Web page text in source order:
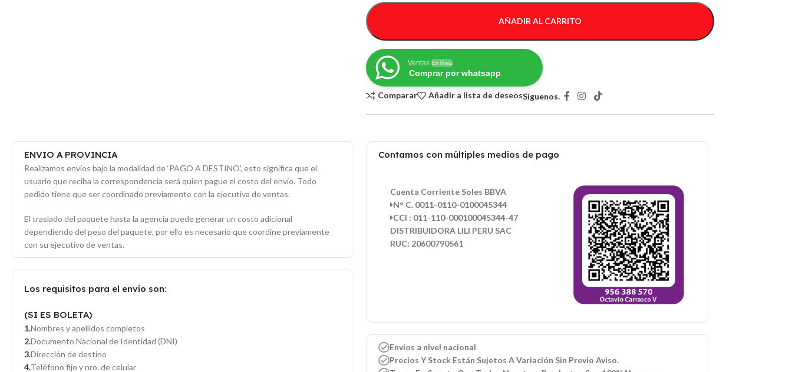
AÑADIR AL CARRITO
Ventas En línea
Comprar por whatsapp
Comparar Añadir a lista de deseosSíguenos.
ENVIO A PROVINCIA
Realizamos envíos bajo la modalidad de ‘PAGO A DESTINO’, esto significa que el
usuario que reciba la correspondencia será quien pague el costo del envío. Todo
pedido tiene que ser coordinado previamente con la ejecutiva de ventas.
El traslado del paquete hasta la agencia puede generar un costo adicional
dependiendo del peso del paquete, por ello es necesario que coordine previamente
con su ejecutivo de ventas.
Los requisitos para el envío son:
(SI ES BOLETA)
Nombres y apellidos completos
Documento Nacional de Identidad (DNI)
Dirección de destino
Teléfono fijo y nro. de celular
Contamos con múltiples medios de pago
Cuenta Corriente Soles BBVA
N° C. 0011-0110-0100045344
CCI : 011-110-000100045344-47
DISTRIBUIDORA LILI PERU SAC
RUC: 20600790561
Envios a nivel nacional
Precios Y Stock Están Sujetos A Variación Sin Previo Aviso.